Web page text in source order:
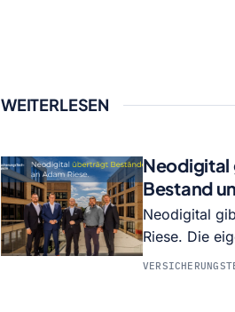
WEITERLESEN
Neodigital
Bestand
Neodigital
Riese. Die
Neodigital-